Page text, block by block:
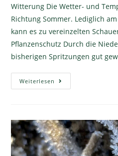
Witterung Die Wetter- und
Richtung Sommer. Lediglich
kann es zu vereinzelten
Pflanzenschutz Durch die
bisherigen Spritzungen gut
Weiterlesen